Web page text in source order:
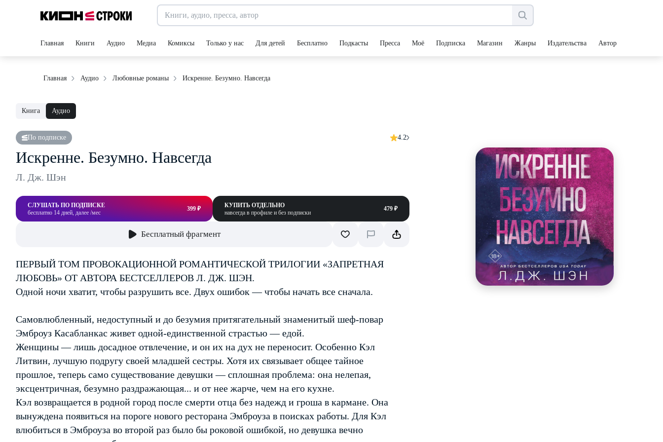
Главная Книги Аудио Медиа Комиксы Только у нас Для детей Бесплатно Подкасты Пресса Моё Подписка Магазин Жанры Издательства Авторы
Главная Аудио Любовные романы Искренне. Безумно. Навсегда
Книга Аудио
По подписке 4.2
Искренне. Безумно. Навсегда
Л. Дж. Шэн
СЛУШАТЬ ПО ПОДПИСКЕ
бесплатно 14 дней, далее /мес
399 ₽
КУПИТЬ ОТДЕЛЬНО
навсегда в профиле и без подписки
479 ₽
Бесплатный фрагмент
ПЕРВЫЙ ТОМ ПРОВОКАЦИОННОЙ РОМАНТИЧЕСКОЙ ТРИЛОГИИ «ЗАПРЕТНАЯ
ЛЮБОВЬ» ОТ АВТОРА БЕСТСЕЛЛЕРОВ Л. ДЖ. ШЭН.
Одной ночи хватит, чтобы разрушить все. Двух ошибок — чтобы начать все сначала.
Самовлюбленный, недоступный и до безумия притягательный знаменитый шеф-повар
Эмброуз Касабланкас живет одной-единственной страстью — едой.
Женщины — лишь досадное отвлечение, и он их на дух не переносит. Особенно Кэл
Литвин, лучшую подругу своей младшей сестры. Хотя их связывает общее тайное
прошлое, теперь само существование девушки — сплошная проблема: она нелепая,
эксцентричная, безумно раздражающая... и от нее жарче, чем на его кухне.
Кэл возвращается в родной город после смерти отца без надежд и гроша в кармане. Она
вынуждена появиться на пороге нового ресторана Эмброуза в поисках работы. Для Кэл
влюбиться в Эмброуза во второй раз было бы роковой ошибкой, но девушка вечно